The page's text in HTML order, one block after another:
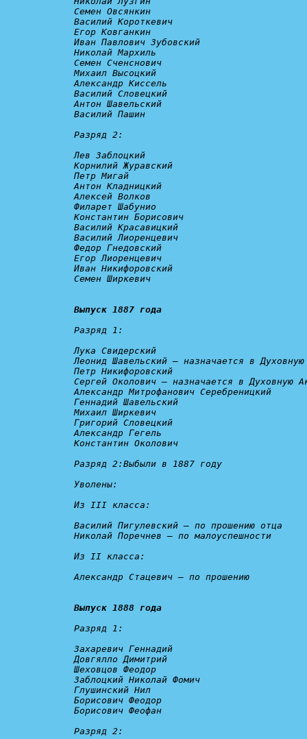
Семен Овсянкин
Василий Короткевич
Егор Ковганкин
Иван Павлович Зубовский
Николай Мархиль
Семен Сченснович
Михаил Высоцкий
Александр Киссель
Василий Словецкий
Антон Шавельский
Василий Пашин
Разряд 2:
Лев Заблоцкий
Корнилий Журавский
Петр Мигай
Антон Кладницкий
Алексей Волков
Филарет Шабунио
Константин Борисович
Василий Красавицкий
Василий Лиоренцевич
Федор Гнедовский
Егор Лиоренцевич
Иван Никифоровский
Семен Ширкевич
Выпуск 1887 года
Разряд 1:
Лука Свидерский
Леонид Шавельский – назначается в
Петр Никифоровский
Сергей Околович – назначается в Духовную
Александр Митрофанович Серебреницкий
Геннадий Шавельский
Михаил Ширкевич
Григорий Словецкий
Александр Гегель
Константин Околович
Разряд 2: Выбыли в 1887 году
Уволены:
Из III класса:
Василий Пигулевский – по прошению отца
Николай Поречнев – по малоуспешности
Из II класса:
Александр Стацевич – по прошению
Выпуск 1888 года
Разряд 1:
Захаревич Геннадий
Довгялло Димитрий
Шеховцов Феодор
Заблоцкий Николай Фомич
Глушинский Нил
Борисович Феодор
Борисович Феофан
Разряд 2: